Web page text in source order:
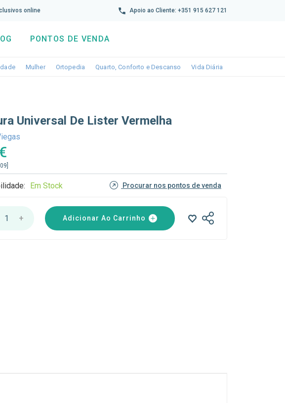
online Apoio ao Cliente: +351 915 627 121
PONTOS DE VENDA
Toggle dropdown
Mulher Toggle dropdown
Ortopedia Toggle dropdown
Quarto, Conforto e Descanso Toggle dropdown
Vida Diária
de desconto direto
Universal De Lister Vermelha
Em Stock Procurar nos pontos de venda
1 + Adicionar Ao Carrinho